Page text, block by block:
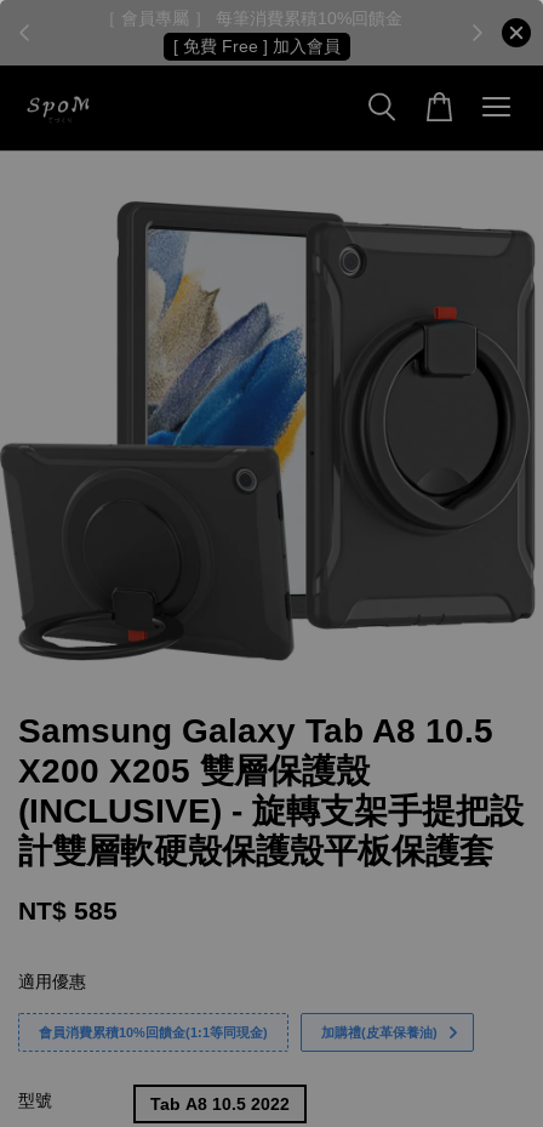
［ 會員專屬 ］ 每筆消費累積10%回饋金
[ 免費 Free ] 加入會員
Samsung Galaxy Tab A8 10.5
X200 X205 雙層保護殼
(INCLUSIVE) - 旋轉支架手提把設
計雙層軟硬殼保護殼平板保護套
NT$ 585
適用優惠
會員消費累積10%回饋金(1:1等同現金) 加購禮(皮革保養油)
型號 Tab A8 10.5 2022